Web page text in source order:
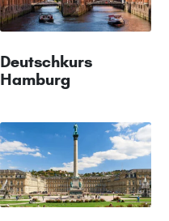
Deutschkurs
Hamburg